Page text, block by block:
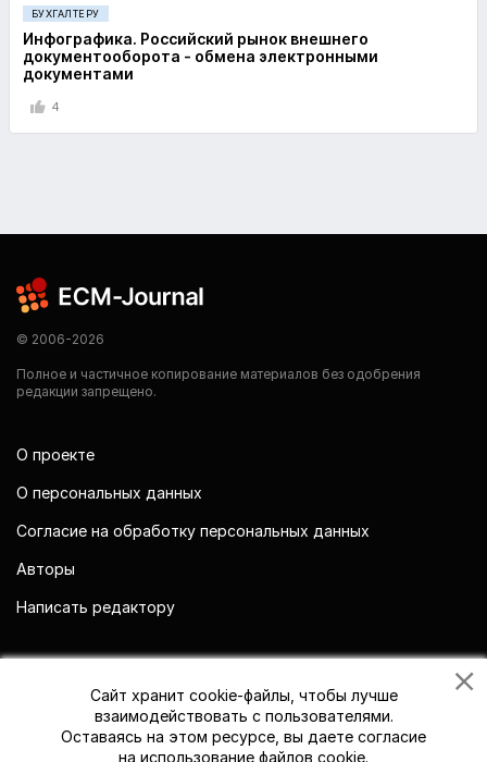
БУХГАЛТЕРУ
Инфографика. Российский рынок внешнего
документооборота - обмена электронными
документами
4
© 2006-2026
Полное и частичное копирование материалов без одобрения
редакции запрещено.
О проекте
О персональных данных
Согласие на обработку персональных данных
Авторы
Написать редактору
Сайт хранит cookie-файлы, чтобы лучше
взаимодействовать с пользователями.
Оставаясь на этом ресурсе, вы даете согласие
на использование файлов cookie.